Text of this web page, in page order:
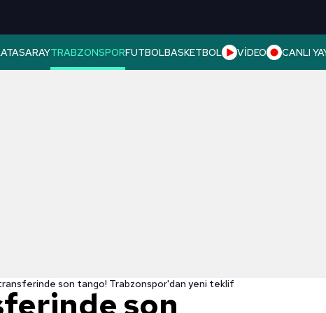
TRABZONSPORFUTBOLBASKETBOL VİDEO CANLI
son tango! Trabzonspor'dan yeni teklif
son